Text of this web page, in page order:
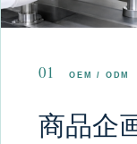
01 OEM / ODM
商品企